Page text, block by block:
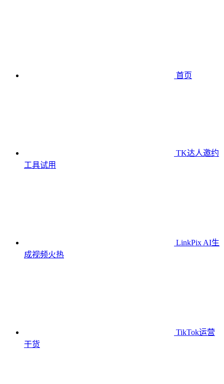
首页
TK达人邀约
工具试用
LinkPix AI生
成视频火热
TikTok运营
干货